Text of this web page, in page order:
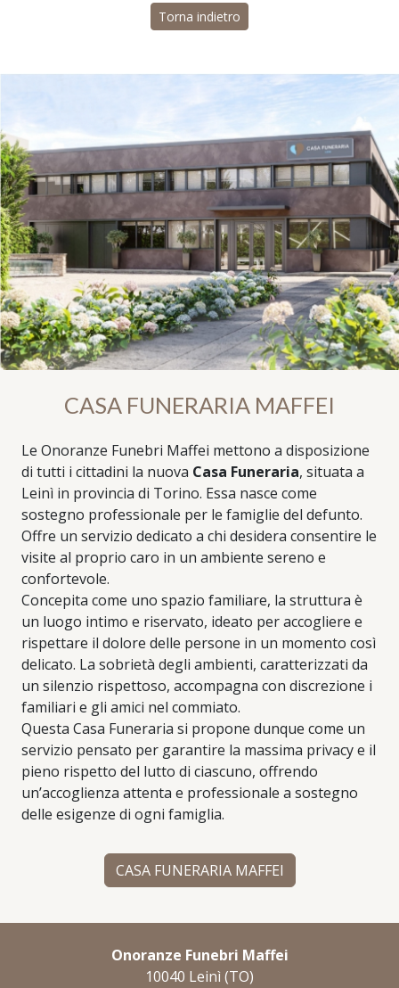
Torna indietro
CASA FUNERARIA MAFFEI
Le Onoranze Funebri Maffei mettono a disposizione
di tutti i cittadini la nuova Casa Funeraria, situata a
Leinì in provincia di Torino. Essa nasce come
sostegno professionale per le famiglie del defunto.
Offre un servizio dedicato a chi desidera consentire le
visite al proprio caro in un ambiente sereno e
confortevole.
Concepita come uno spazio familiare, la struttura è
un luogo intimo e riservato, ideato per accogliere e
rispettare il dolore delle persone in un momento così
delicato. La sobrietà degli ambienti, caratterizzati da
un silenzio rispettoso, accompagna con discrezione i
familiari e gli amici nel commiato.
Questa Casa Funeraria si propone dunque come un
servizio pensato per garantire la massima privacy e il
pieno rispetto del lutto di ciascuno, offrendo
un’accoglienza attenta e professionale a sostegno
delle esigenze di ogni famiglia.
CASA FUNERARIA MAFFEI
Onoranze Funebri Maffei
10040 Leinì (TO)